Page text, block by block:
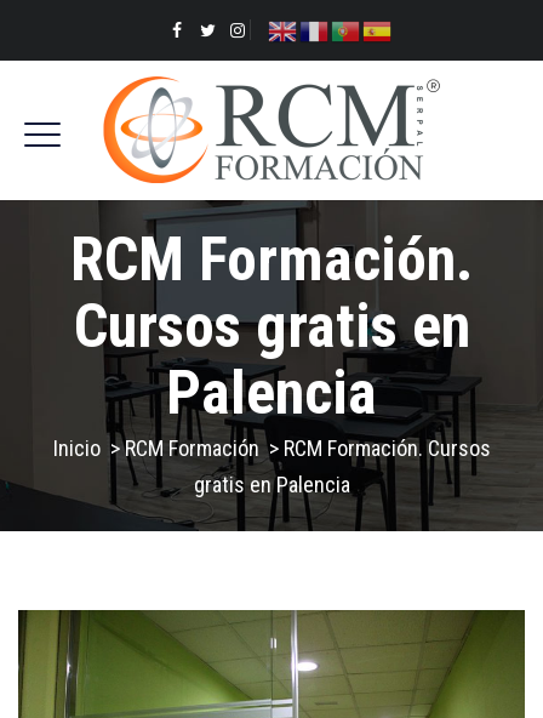
RCM Formación.
Cursos gratis en
Palencia
Inicio>RCM Formación > RCM Formación. Cursos
gratis en Palencia